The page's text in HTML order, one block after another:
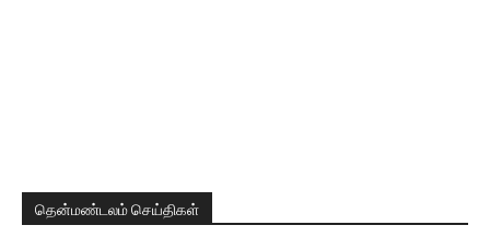
தென்மண்டலம் செய்திகள்